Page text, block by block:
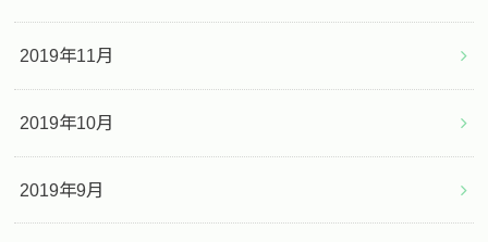
2019年11月
2019年10月
2019年9月